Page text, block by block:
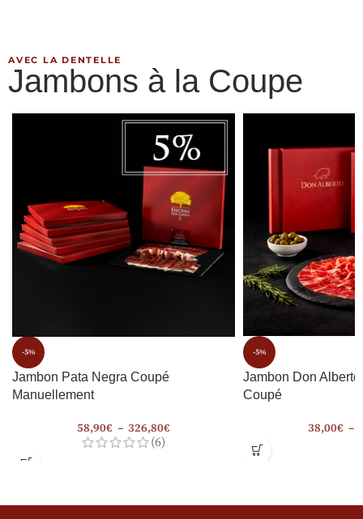
AVEC LA DENTELLE
Jambons à la Coupe
-5%
Jambon Pata Negra Coupé
Manuellement
58,90€ – 326,80€
(6)
-5%
Jambon Don
Coupé
38,00€ –